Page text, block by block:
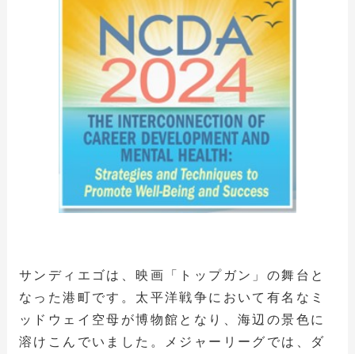
サンディエゴは、映画「トップガン」の舞台と
なった港町です。太平洋戦争において有名なミ
ッドウェイ空母が博物館となり、海辺の景色に
溶けこんでいました。メジャーリーグでは、ダ